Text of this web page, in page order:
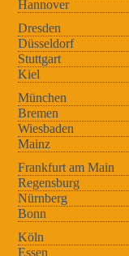
Hannover
Dresden
Düsseldorf
Stuttgart
Kiel
München
Bremen
Wiesbaden
Mainz
Frankfurt am Main
Regensburg
Nürnberg
Bonn
Köln
Essen